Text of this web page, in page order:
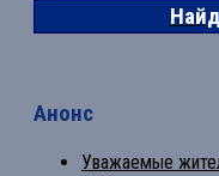
Анонс
Уважаемые